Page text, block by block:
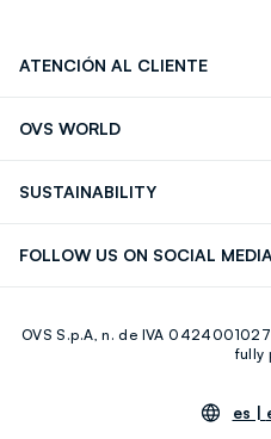
ATENCIÓN AL CLIENTE
OVS WORLD
SUSTAINABILITY
FOLLOW US ON SOCIAL MEDIA
Youtube
OVS S.p.A, n. de IVA
fully
es |